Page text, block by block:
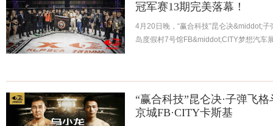
冠军赛13期完美落幕！
4月20日晚，“赢合科技”昆仑决&middot;
岛度假村7号馆FB&middot;CITY梦想汽车
“赢合科技”昆仑决·子弹飞
京城FB·CITY卡斯基